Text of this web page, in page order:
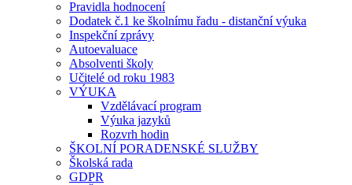
Pravidla hodnocení
Dodatek č.1 ke školnímu řadu - distanční výuka
Inspekční zprávy
Autoevaluace
Absolventi školy
Učitelé od roku 1983
VÝUKA
Vzdělávací program
Výuka jazyků
Rozvrh hodin
ŠKOLNÍ PORADENSKÉ SLUŽBY
Školská rada
GDPR